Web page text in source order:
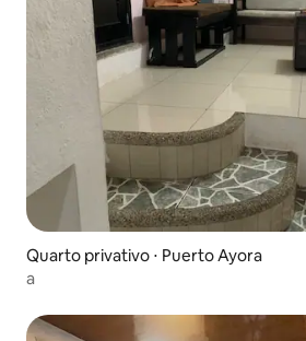
Quarto privativo ⋅ Puerto Ayora
a